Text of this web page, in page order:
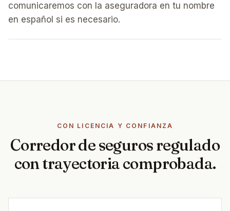
comunicaremos con la aseguradora en tu nombre
en español si es necesario.
CON LICENCIA Y CONFIANZA
Corredor de seguros regulado
con trayectoria comprobada.